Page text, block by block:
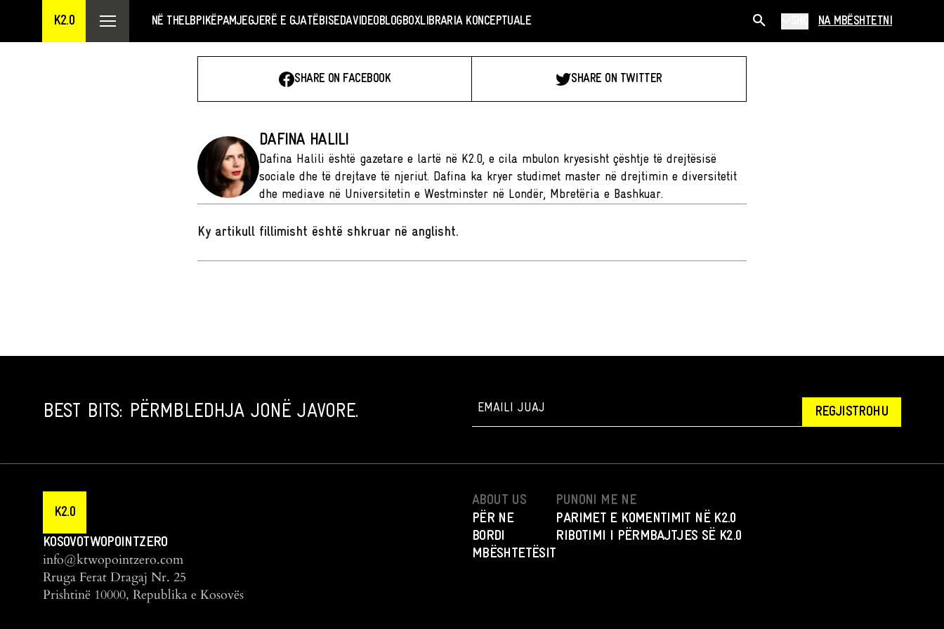
K2.0 NË THELBPIKËPAMJEGJERË E GJATËBISEDAVIDEOBLOGBOXLIBRARIA KONCEPTUALE NA MBËSHTETNI
SHARE ON FACEBOOK SHARE ON TWITTER
DAFINA HALILI
Dafina Halili është gazetare e lartë në K2.0, e cila mbulon kryesisht çështje të drejtësisë
sociale dhe të drejtave të njeriut. Dafina ka kryer studimet master në drejtimin e diversitetit
dhe mediave në Universitetin e Westminster në Londër, Mbretëria e Bashkuar.
Ky artikull fillimisht është shkruar në anglisht.
BEST BITS: PËRMBLEDHJA JONË JAVORE. REGJISTROHU
K2.0
KOSOVOTWOPOINTZERO
info@ktwopointzero.com
Rruga Ferat Dragaj Nr. 25
Prishtinë 10000, Republika e Kosovës
ABOUT US
PËR NE
BORDI
MBËSHTETËSIT
PUNONI ME NE
PARIMET E KOMENTIMIT NË K2.0
RIBOTIMI I PËRMBAJTJES SË K2.0